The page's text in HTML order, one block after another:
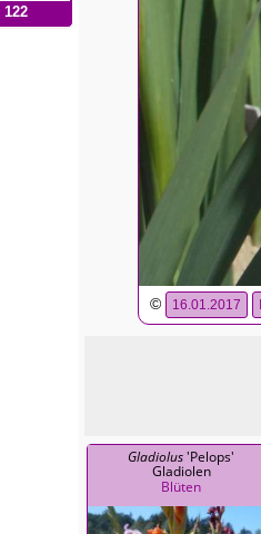
© 16.01.2017
Gladiolus'Pelops'
Gladiolen
Blüten
122